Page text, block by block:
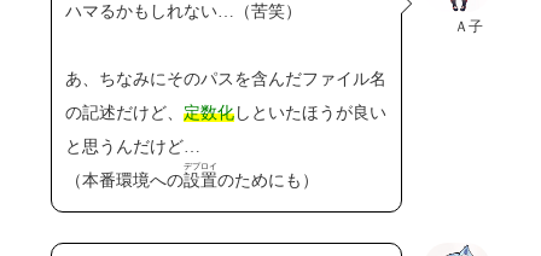
Ａ子
ハマるかもしれない…（苦笑）
あ、ちなみにそのパスを含んだファイル名
の記述だけど、定数化 しといたほうが良い
と思うんだけど…
（本番環境への設置
デプロイ
のためにも）